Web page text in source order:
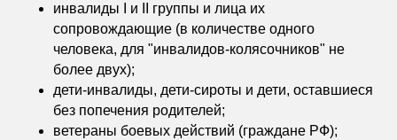
инвалиды I и II группы и лица их
сопровождающие (в количестве одного
человека, для "инвалидов-колясочников" не
более двух);
дети-инвалиды, дети-сироты и дети, оставшиеся
без попечения родителей;
ветераны боевых действий (граждане РФ);